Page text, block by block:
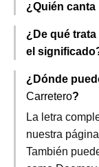
¿Quién canta
¿De qué
el
¿Dónde
Carretero?
La letra
nuestra
También